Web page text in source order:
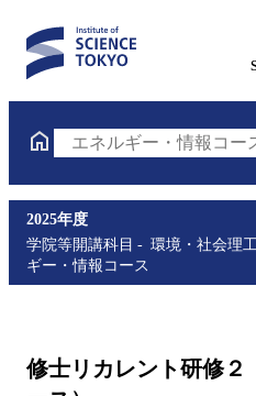
エネルギー・情報コー
2025年度
学院等開講科目
環境・社会理
ギー・情報コース
修士リカレント研修２